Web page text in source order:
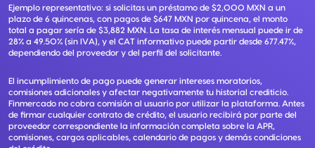
Ejemplo representativo: si solicitas un préstamo de $2,000 MXN a un
plazo de 6 quincenas, con pagos de $647 MXN por quincena, el monto
total a pagar sería de $3,882 MXN. La tasa de interés mensual puede ir de
28% a 49.50% (sin IVA), y el CAT informativo puede partir desde 677.47%,
dependiendo del proveedor y del perfil del solicitante.
El incumplimiento de pago puede generar intereses moratorios,
comisiones adicionales y afectar negativamente tu historial crediticio.
Finmercado no cobra comisión al usuario por utilizar la plataforma. Antes
de firmar cualquier contrato de crédito, el usuario recibirá por parte del
proveedor correspondiente la información completa sobre la APR,
comisiones, cargos aplicables, calendario de pagos y demás condiciones